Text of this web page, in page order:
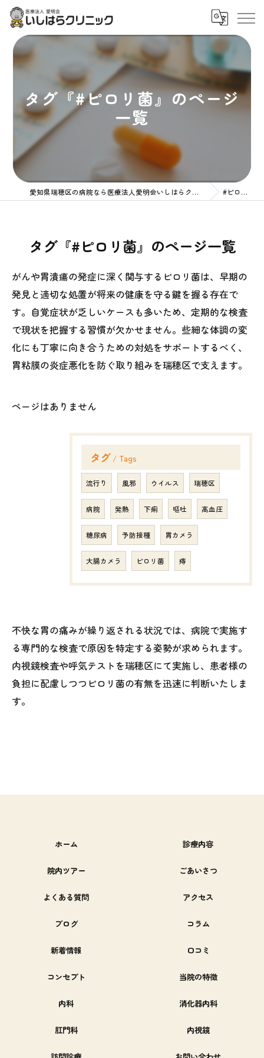
タグ『#ピロリ菌』のページ
一覧
愛知県瑞穂区の病院なら医療法人愛明会いしはらクリニック #ピロリ菌
タグ『#ピロリ菌』のページ一覧
がんや胃潰瘍の発症に深く関与するピロリ菌は、早期の
発見と適切な処置が将来の健康を守る鍵を握る存在で
す。自覚症状が乏しいケースも多いため、定期的な検査
で現状を把握する習慣が欠かせません。些細な体調の変
化にも丁寧に向き合うための対処をサポートするべく、
胃粘膜の炎症悪化を防ぐ取り組みを瑞穂区で支えます。
ページはありません
タグ Tags
流行り 風邪 ウイルス 瑞穂区
病院 発熱 下痢 嘔吐 高血圧
糖尿病 予防接種 胃カメラ
大腸カメラ ピロリ菌 痔
不快な胃の痛みが繰り返される状況では、病院で実施す
る専門的な検査で原因を特定する姿勢が求められます。
内視鏡検査や呼気テストを瑞穂区にて実施し、患者様の
負担に配慮しつつピロリ菌の有無を迅速に判断いたしま
す。
ホーム 診療内容
院内ツアー ごあいさつ
よくある質問 アクセス
ブログ コラム
新着情報 口コミ
コンセプト 当院の特徴
内科 消化器内科
肛門科 内視鏡